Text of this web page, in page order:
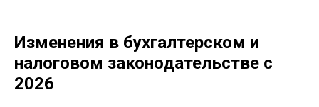
Изменения в бухгалтерском и
налоговом законодательстве с
2026